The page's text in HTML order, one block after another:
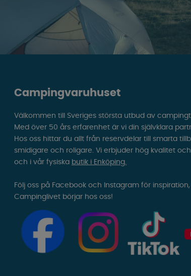
Campingvaruhuset
Välkommen till Sveriges största utbud av
Med över 50 års erfarenhet är vi din självklara
Hos oss hittar du allt från reservdelar till smarta
smidigare och roligare. Vi erbjuder hög kvalitet
och i vår fysiska butik i Enköping.
Följ oss på Facebook och Instagram för
Campinglivet börjar hos oss!